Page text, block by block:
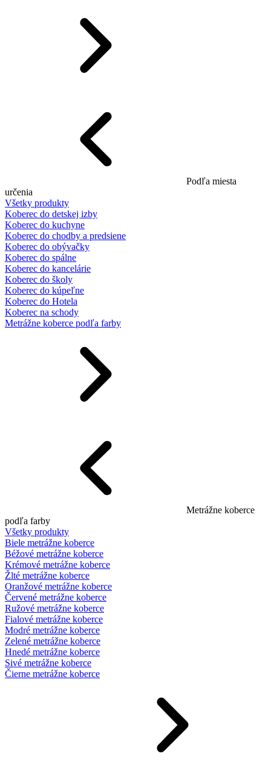
Podľa miesta
určenia
Všetky produkty
Koberec do detskej izby
Koberec do kuchyne
Koberec do chodby a predsiene
Koberec do obývačky
Koberec do spálne
Koberec do kancelárie
Koberec do školy
Koberec do kúpeľne
Koberec do Hotela
Koberec na schody
Metrážne koberce podľa farby
Metrážne koberce
podľa farby
Všetky produkty
Biele metrážne koberce
Béžové metrážne koberce
Krémové metrážne koberce
Žlté metrážne koberce
Oranžové metrážne koberce
Červené metrážne koberce
Ružové metrážne koberce
Fialové metrážne koberce
Modré metrážne koberce
Zelené metrážne koberce
Hnedé metrážne koberce
Sivé metrážne koberce
Čierne metrážne koberce